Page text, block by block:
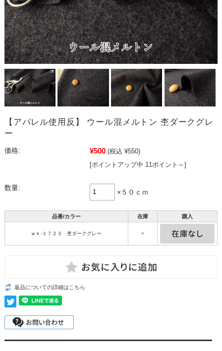
【アパレル使用反】 ウール混メルトン 杢ダークグレ
ー
価格: ¥500 (税込 ¥550)
[ポイントアップ中 11ポイント～]
数量:
×５０ｃｍ
品番/カラー 在庫 購入
ｗｋ-１７２３ 杢ダークグレー ×
返品についての詳細はこちら